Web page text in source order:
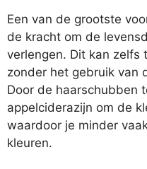
Een van de grootste
de kracht om de
verlengen. Dit kan zelfs
zonder het gebruik van
Door de haarschubben
appelciderazijn om de
waardoor je minder
kleuren.